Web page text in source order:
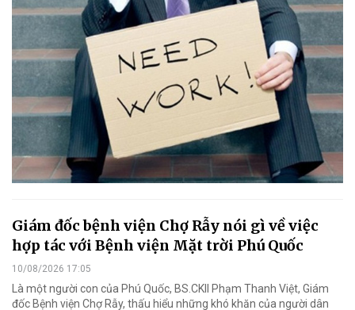
Giám đốc bệnh viện Chợ Rẫy nói gì về việc
hợp tác với Bệnh viện Mặt trời Phú Quốc
10/08/2026 17:05
Là một người con của Phú Quốc, BS.CKII Phạm Thanh Việt, Giám
đốc Bệnh viện Chợ Rẫy, thấu hiểu những khó khăn của người dân